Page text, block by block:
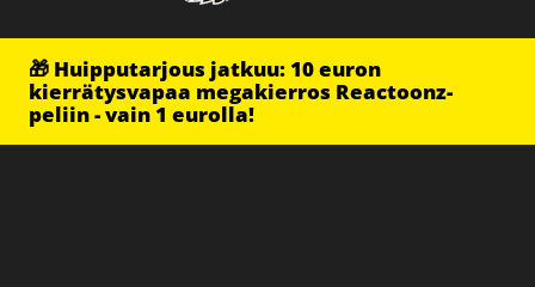
🎁 Huipputarjous jatkuu: 10 euron
kierrätysvapaa megakierros Reactoonz-
peliin - vain 1 eurolla!